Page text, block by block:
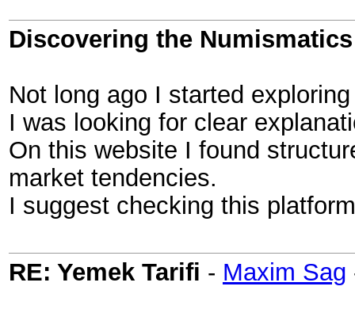
Discovering the Numismatics
Not long ago I started
I was looking for clear
On this website I found
market tendencies.
I suggest checking this
RE: Yemek Tarifi - Maxim Sag